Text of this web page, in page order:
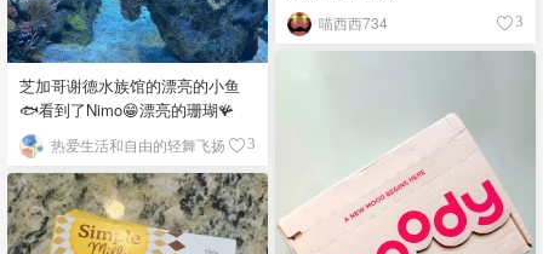
喵西西734 3
芝加哥谢德水族馆的漂亮的小鱼
🐟看到了Nimo😁漂亮的珊瑚🪸
热爱生活和自由的轻舞飞扬 3